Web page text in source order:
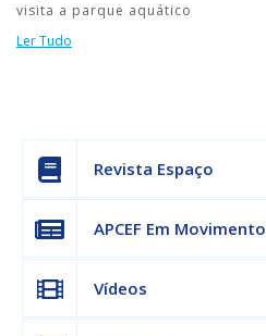
visita a parque aquático
Ler Tudo
Revista Espaço
APCEF Em Movimento
Vídeos